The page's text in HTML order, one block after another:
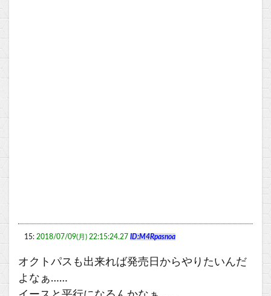
15: 2018/07/09(月) 22:15:24.27 ID:M4Rpasnoa
オクトパスも出来れば発売日からやりたいんだ
よなぁ……